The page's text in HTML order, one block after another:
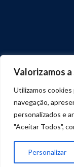
Valorizamos
Utilizamos cookies
navegação,
personalizados e
"Aceitar Todos",
Personalizar